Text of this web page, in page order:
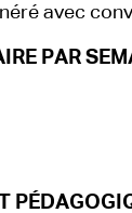
avec
PAR